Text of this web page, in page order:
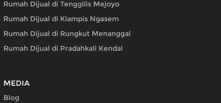
Rumah Dijual di Tenggilis Mejoyo
Rumah Dijual di Klampis Ngasem
Rumah Dijual di Rungkut Menanggal
Rumah Dijual di Pradahkali Kendal
MEDIA
Blog